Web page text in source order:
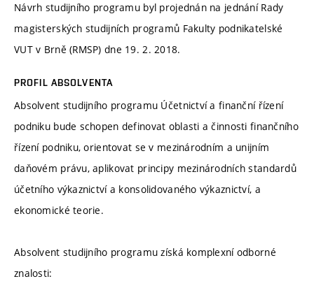
Návrh studijního programu byl projednán na jednání Rady
magisterských studijních programů Fakulty podnikatelské
VUT v Brně (RMSP) dne 19. 2. 2018.
PROFIL ABSOLVENTA
Absolvent studijního programu Účetnictví a finanční řízení
podniku bude schopen definovat oblasti a činnosti finančního
řízení podniku, orientovat se v mezinárodním a unijním
daňovém právu, aplikovat principy mezinárodních standardů
účetního výkaznictví a konsolidovaného výkaznictví, a
ekonomické teorie.
Absolvent studijního programu získá komplexní odborné
znalosti: